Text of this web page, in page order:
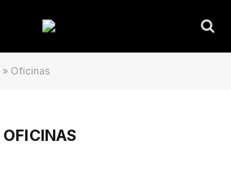
» Oficinas
OFICINAS